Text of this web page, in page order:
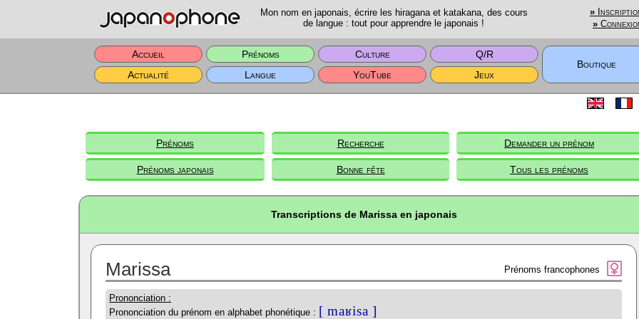
Mon nom en japonais, écrire les hiragana et katakana, des cours
de langue : tout pour apprendre le japonais !
»
»
Accueil Prénoms Culture
Q/R
Boutique
Actualité
Langue YouTube Jeux
Prénoms Recherche Demander un prénom
Prénoms japonais Bonne fête Tous les prénoms
Transcriptions de Marissa en japonais
Marissa Prénoms francophones
Prononciation :
Prononciation du prénom en alphabet phonétique : [ maʁisa ]